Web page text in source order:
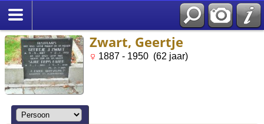
Zwart, Geertje
1887 - 1950 (62 jaar)